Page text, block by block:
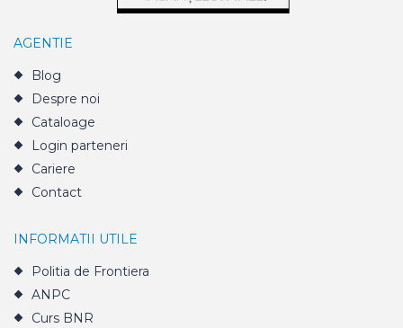
AGENTIE
Blog
Despre noi
Cataloage
Login parteneri
Cariere
Contact
INFORMATII UTILE
Politia de Frontiera
ANPC
Curs BNR